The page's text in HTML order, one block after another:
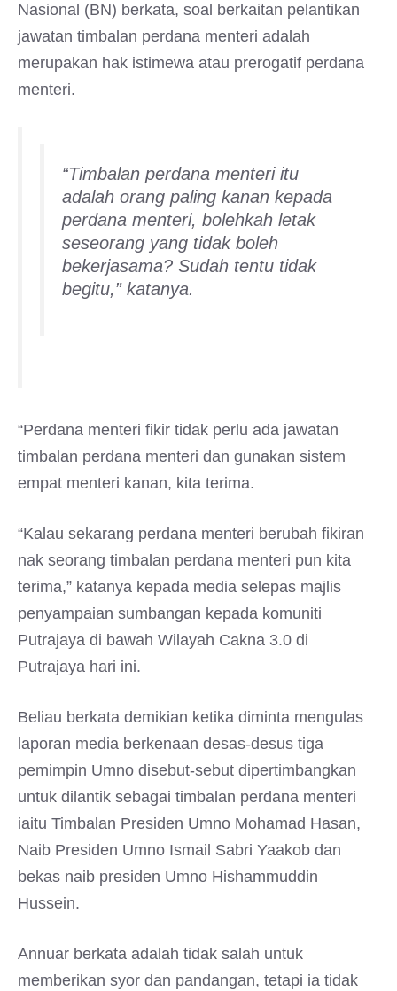
Nasional (BN) berkata, soal berkaitan pelantikan
jawatan timbalan perdana menteri adalah
merupakan hak istimewa atau prerogatif perdana
menteri.
“Timbalan perdana menteri itu
adalah orang paling kanan kepada
perdana menteri, bolehkah letak
seseorang yang tidak boleh
bekerjasama? Sudah tentu tidak
begitu,” katanya.
“Perdana menteri fikir tidak perlu ada jawatan
timbalan perdana menteri dan gunakan sistem
empat menteri kanan, kita terima.
“Kalau sekarang perdana menteri berubah fikiran
nak seorang timbalan perdana menteri pun kita
terima,” katanya kepada media selepas majlis
penyampaian sumbangan kepada komuniti
Putrajaya di bawah Wilayah Cakna 3.0 di
Putrajaya hari ini.
Beliau berkata demikian ketika diminta mengulas
laporan media berkenaan desas-desus tiga
pemimpin Umno disebut-sebut dipertimbangkan
untuk dilantik sebagai timbalan perdana menteri
iaitu Timbalan Presiden Umno Mohamad Hasan,
Naib Presiden Umno Ismail Sabri Yaakob dan
bekas naib presiden Umno Hishammuddin
Hussein.
Annuar berkata adalah tidak salah untuk
memberikan syor dan pandangan, tetapi ia tidak